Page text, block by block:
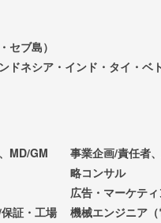
セブ島）
ドネシア・インド・タイ・ベ
MD/GM
事業企画/責任者
略コンサル
広告・マーケテ
証・工場
機械エンジニア